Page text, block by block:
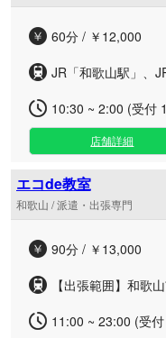
60分 / ￥12,000
JR「和歌山駅」、
10:30 ~ 2:00 (受付
店舗詳細
エコde教室
和歌山 / 派遣・出張専門
90分 / ￥13,000
【出張範囲】和歌
11:00 ~ 23:00 (受